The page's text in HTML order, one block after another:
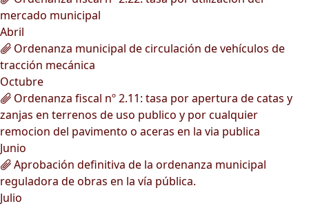
mercado municipal
Abril
Ordenanza municipal de circulación de vehículos de
tracción mecánica
Octubre
Ordenanza fiscal nº 2.11: tasa por apertura de catas y
zanjas en terrenos de uso publico y por cualquier
remocion del pavimento o aceras en la via publica
Junio
Aprobación definitiva de la ordenanza municipal
reguladora de obras en la vía pública.
Julio